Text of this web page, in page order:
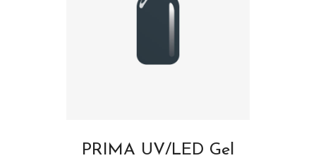
PRIMA UV/LED Gel